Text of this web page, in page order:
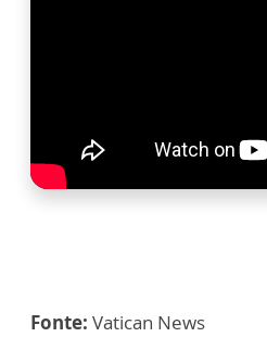
Fonte: Vatican News